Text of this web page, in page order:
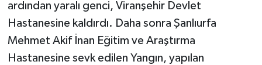
ardından yaralı genci, Viranşehir Devlet
Hastanesine kaldırdı. Daha sonra Şanlıurfa
Mehmet Akif İnan Eğitim ve Araştırma
Hastanesine sevk edilen Yangın, yapılan